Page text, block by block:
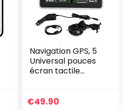
Navigation GPS, 5
Universal pouces
écran tactile
256MB MP3 8 Go
€49.90